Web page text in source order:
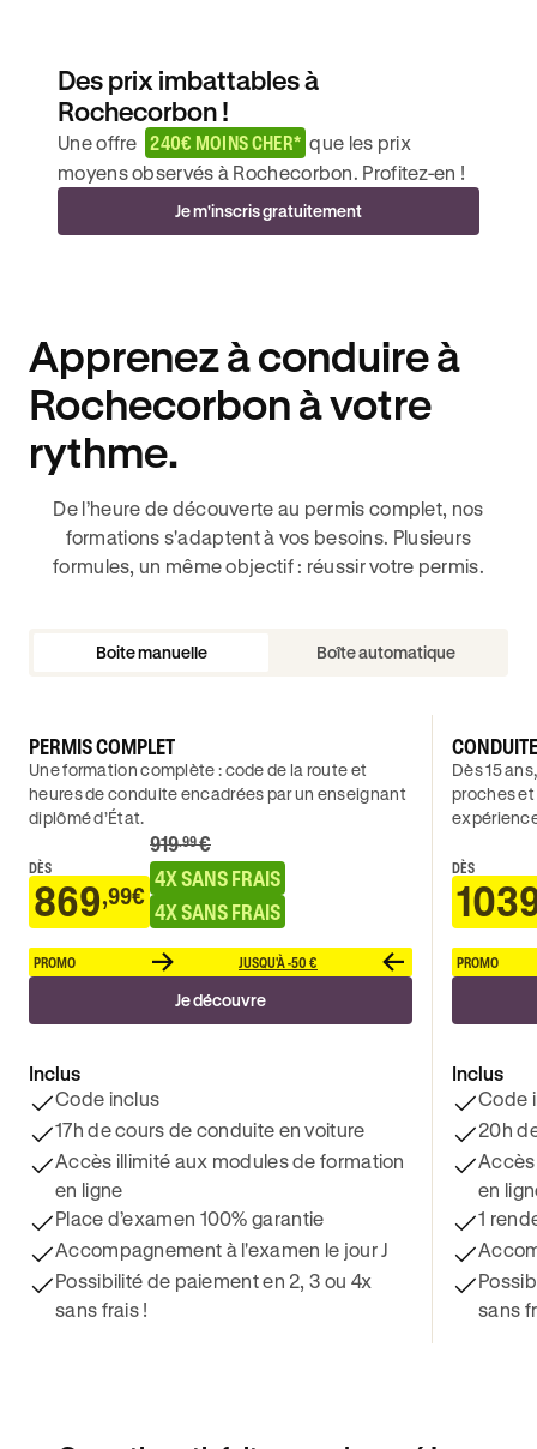
Des prix imbattables à
Rochecorbon !
Une offre 240€ MOINS CHER* que les prix
moyens observés à Rochecorbon. Profitez-en !
Je m'inscris gratuitement
Apprenez à conduire à
Rochecorbon à votre
rythme.
De l’heure de découverte au permis complet, nos
formations s'adaptent à vos besoins. Plusieurs
formules, un même objectif : réussir votre permis.
Boite manuelle Boîte automatique
PERMIS COMPLET
Une formation complète : code de la route et
heures de conduite encadrées par un enseignant
diplômé d’État.
DÈS
869,99€
919 .99€
4X SANS FRAIS
4X SANS FRAIS
PROMO JUSQU'À -50 €
Je découvre
Inclus
Code inclus
17h de cours de conduite en voiture
Accès illimité aux modules de formation
en ligne
Place d’examen 100% garantie
Accompagnement à l'examen le jour J
Possibilité de paiement en 2, 3 ou 4x
sans frais !
Dès 15
proches
DÈS
PROMO
Inclus
Code
20h
en
1
sans